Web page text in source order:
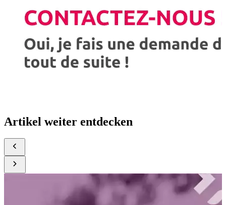
Artikel weiter entdecken